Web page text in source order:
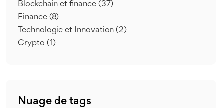
Blockchain et finance (37)
Finance (8)
Technologie et Innovation (2)
Crypto (1)
Nuage de tags